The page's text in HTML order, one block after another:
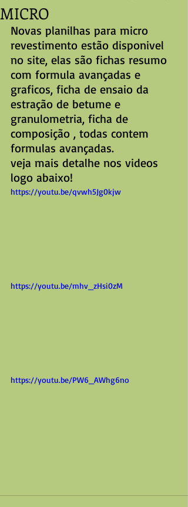
MICRO
Novas planilhas para micro
revestimento estão disponivel
no site, elas são fichas resumo
com formula avançadas e
graficos, ficha de ensaio da
estração de betume e
granulometria, ficha de
composição , todas contem
formulas avançadas.
veja mais detalhe nos videos
logo abaixo!
https://youtu.be/qvwh5Jg0kjw
https://youtu.be/mhv_zHsi0zM
https://youtu.be/PW6_AWhg6no